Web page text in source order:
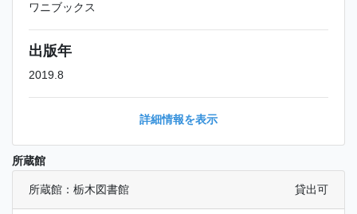
ワニブックス
出版年
2019.8
詳細情報を表示
所蔵館
所蔵館：栃木図書館 貸出可